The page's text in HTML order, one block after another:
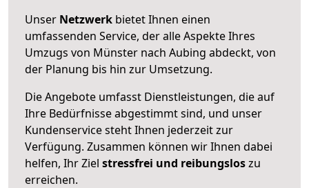
Unser Netzwerk bietet Ihnen einen
umfassenden Service, der alle Aspekte Ihres
Umzugs von Münster nach Aubing abdeckt, von
der Planung bis hin zur Umsetzung.
Die Angebote umfasst Dienstleistungen, die auf
Ihre Bedürfnisse abgestimmt sind, und unser
Kundenservice steht Ihnen jederzeit zur
Verfügung. Zusammen können wir Ihnen dabei
helfen, Ihr Ziel stressfrei und reibungsloszu
erreichen.